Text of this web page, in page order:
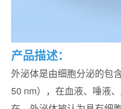
产品描述：
外泌体是由细胞分泌的包
50 nm），在血液、唾液